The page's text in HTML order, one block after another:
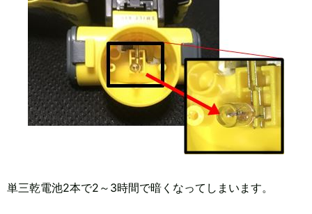
単三乾電池2本で2～3時間で暗くなってしまいます。